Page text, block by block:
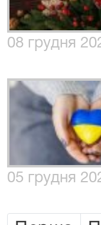
08 грудня
05 грудня